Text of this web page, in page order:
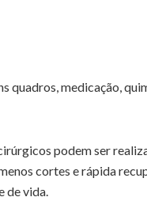
quadros, medicação,
podem ser
cortes e rápida
de vida.